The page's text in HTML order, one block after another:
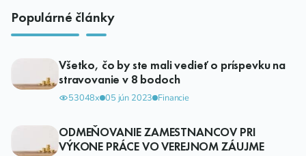
Populárné články
Všetko, čo by ste mali vedieť o príspevku na
stravovanie v 8 bodoch
53048x 05 jún 2023 Financie
ODMEŇOVANIE ZAMESTNANCOV PRI
VÝKONE PRÁCE VO VEREJNOM ZÁUJME